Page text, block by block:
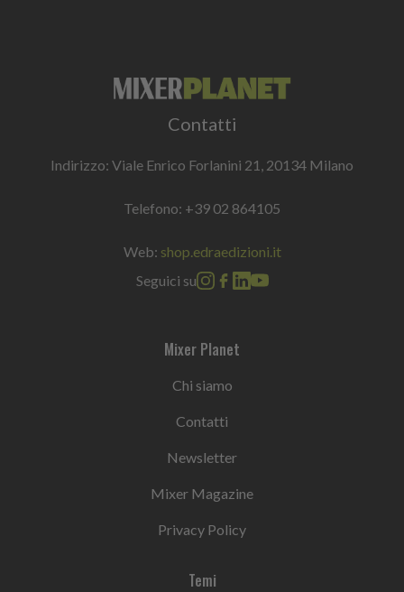
Contatti
Indirizzo: Viale Enrico Forlanini 21, 20134 Milano
Telefono: +39 02 864105
Web: shop.edraedizioni.it
Seguici su
Mixer Planet
Chi siamo
Contatti
Newsletter
Mixer Magazine
Privacy Policy
Temi